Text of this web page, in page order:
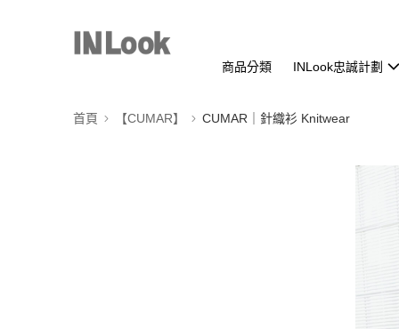
商品分類 INLook忠誠計劃
首頁 【CUMAR】 CUMAR｜針織衫 Knitwear